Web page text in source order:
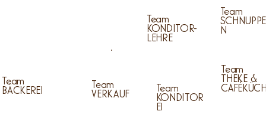
Team
THEKE &
Team
N
Team
KONDITOR-
LEHRE
Team
BÄCKEREI
Team
KONDITOR
EI
Team
VERKAUF